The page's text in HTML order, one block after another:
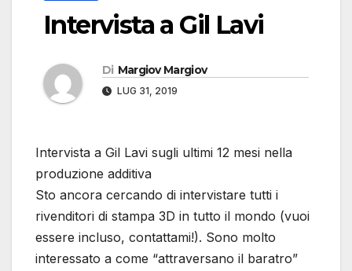
Intervista a Gil Lavi
Di Margiov Margiov
LUG 31, 2019
Intervista a Gil Lavi sugli ultimi 12 mesi nella
produzione additiva
Sto ancora cercando di intervistare tutti i
rivenditori di stampa 3D in tutto il mondo (vuoi
essere incluso, contattami!). Sono molto
interessato a come “attraversano il baratro”